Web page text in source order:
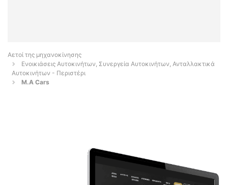
Αετοί της μηχανοκίνησης
Ενοικιάσεις Αυτοκινήτων, Συνεργεία Αυτοκινήτων, Ανταλλακτικά
Αυτοκινήτων - Περιστέρι
M.A Cars